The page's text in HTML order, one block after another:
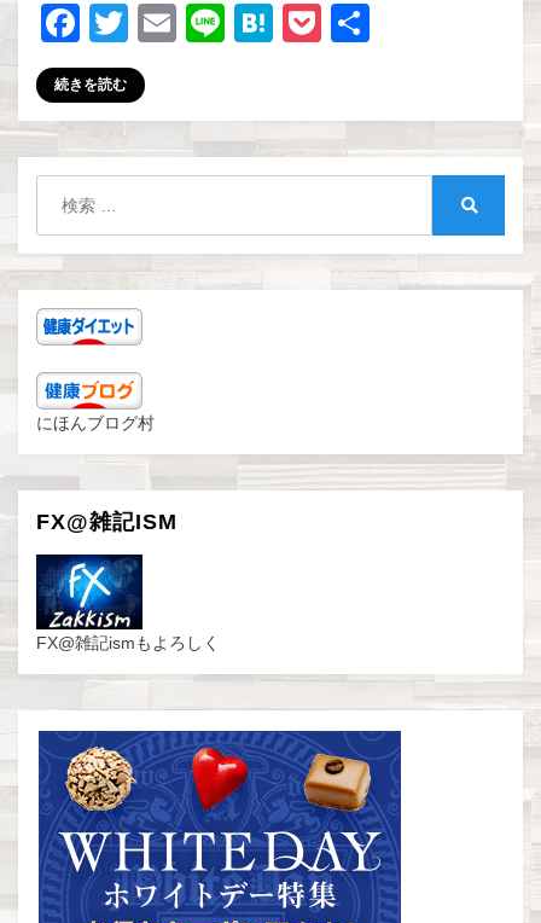
F
a
c
e
b
o
o
k
T
wi
tt
er
E
Li
H
a
P
et
続きを読む
にほんブログ村
FX@雑記ISM
FX@雑記ismもよろしく